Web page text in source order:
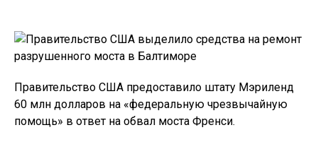
Правительство США предоставило штату Мэриленд
60 млн долларов на «федеральную чрезвычайную
помощь» в ответ на обвал моста Френси.